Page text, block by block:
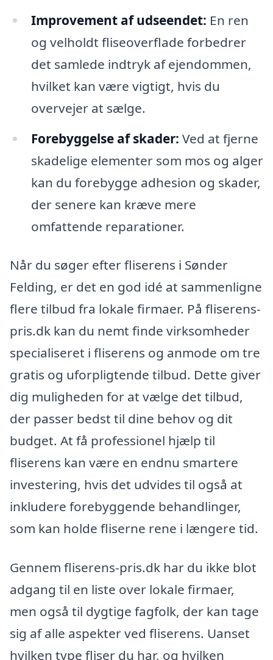
Improvement af udseendet: En ren
og velholdt fliseoverflade forbedrer
det samlede indtryk af ejendommen,
hvilket kan være vigtigt, hvis du
overvejer at sælge.
Forebyggelse af skader: Ved at fjerne
skadelige elementer som mos og alger
kan du forebygge adhesion og skader,
der senere kan kræve mere
omfattende reparationer.
Når du søger efter fliserens i Sønder
Felding, er det en god idé at sammenligne
flere tilbud fra lokale firmaer. På fliserens-
pris.dk kan du nemt finde virksomheder
specialiseret i fliserens og anmode om tre
gratis og uforpligtende tilbud. Dette giver
dig muligheden for at vælge det tilbud,
der passer bedst til dine behov og dit
budget. At få professionel hjælp til
fliserens kan være en endnu smartere
investering, hvis det udvides til også at
inkludere forebyggende behandlinger,
som kan holde fliserne rene i længere tid.
Gennem fliserens-pris.dk har du ikke blot
adgang til en liste over lokale firmaer,
men også til dygtige fagfolk, der kan tage
sig af alle aspekter ved fliserens. Uanset
hvilken type fliser du har, og hvilken